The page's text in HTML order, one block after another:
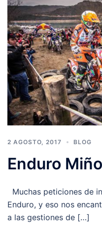
2 AGOSTO, 2017 BLOG
Enduro Miño
Muchas peticiones de
Enduro, y eso nos
a las gestiones de […]